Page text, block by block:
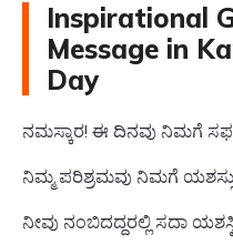
Inspirational
Message in
Day
ನಮಸ್ಕಾರ! ಈ ದಿನವು ನಿಮಗೆ
ನಿಮ್ಮ ಪರಿಶ್ರಮವು ನಿಮಗೆ
ನೀವು ನಂಬಿದದ್ದರಲ್ಲಿ ಸದಾ